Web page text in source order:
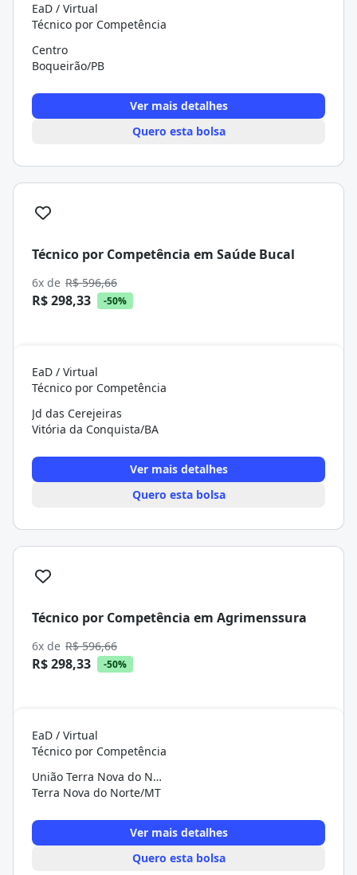
EaD / Virtual
Técnico por Competência
Centro
Boqueirão/PB
Ver mais detalhes
Quero esta bolsa
Técnico por Competência em Saúde Bucal
6x de R$ 596,66
R$ 298,33 -50%
EaD / Virtual
Técnico por Competência
Jd das Cerejeiras
Vitória da Conquista/BA
Ver mais detalhes
Quero esta bolsa
Técnico por Competência em Agrimenssura
6x de R$ 596,66
R$ 298,33 -50%
EaD / Virtual
Técnico por Competência
União Terra Nova do Norte
Terra Nova do Norte/MT
Ver mais detalhes
Quero esta bolsa